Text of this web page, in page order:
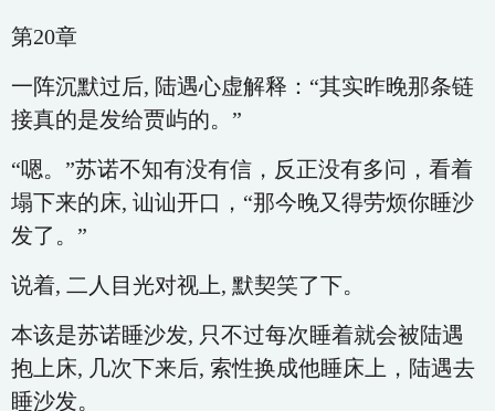
第20章
一阵沉默过后, 陆遇心虚解释：“其实昨晚那条链
接真的是发给贾屿的。”
“嗯。”苏诺不知有没有信，反正没有多问，看着
塌下来的床, 讪讪开口，“那今晚又得劳烦你睡沙
发了。”
说着, 二人目光对视上, 默契笑了下。
本该是苏诺睡沙发, 只不过每次睡着就会被陆遇
抱上床, 几次下来后, 索性换成他睡床上，陆遇去
睡沙发。